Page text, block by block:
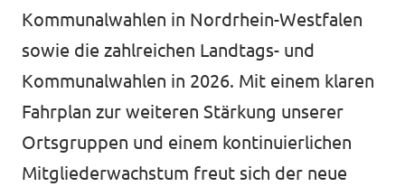
Kommunalwahlen in Nordrhein-Westfalen
sowie die zahlreichen Landtags- und
Kommunalwahlen in 2026. Mit einem klaren
Fahrplan zur weiteren Stärkung unserer
Ortsgruppen und einem kontinuierlichen
Mitgliederwachstum freut sich der neue